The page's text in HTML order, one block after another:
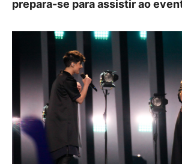
prepara-se para assistir ao